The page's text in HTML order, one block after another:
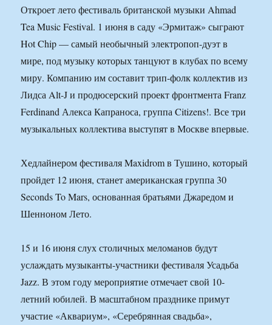
Откроет лето фестиваль британской музыки Ahmad
Tea Music Festival. 1 июня в саду «Эрмитаж» сыграют
Hot Chip — самый необычный электропоп-дуэт в
мире, под музыку которых танцуют в клубах по всему
миру. Компанию им составит трип-фолк коллектив из
Лидса Alt-J и продюсерский проект фронтмента Franz
Ferdinand Алекса Капраноса, группа Citizens!. Все три
музыкальных коллектива выступят в Москве впервые.
Хедлайнером фестиваля Maxidrom в Тушино, который
пройдет 12 июня, станет американская группа 30
Seconds To Mars, основанная братьями Джаредом и
Шенноном Лето.
15 и 16 июня слух столичных меломанов будут
услаждать музыканты-участники фестиваля Усадьба
Jazz. В этом году мероприятие отмечает свой 10-
летний юбилей. В масштабном празднике примут
участие «Аквариум», «Серебрянная свадьба»,